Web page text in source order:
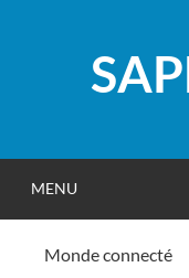
MENU
Monde connecté